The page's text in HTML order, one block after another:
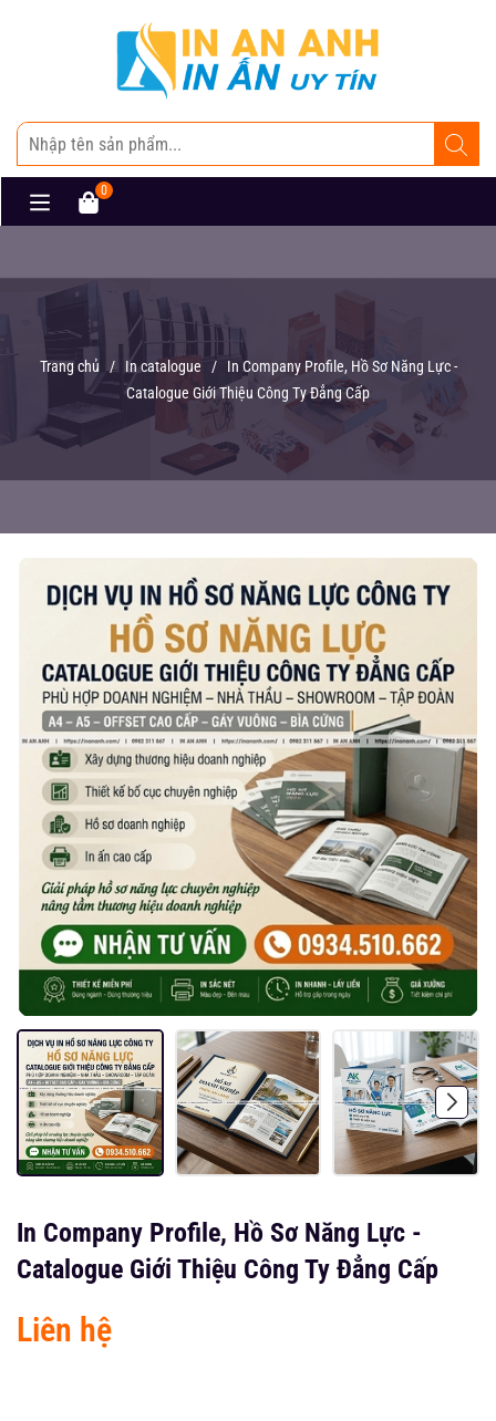
0
Trang chủ / In catalogue /
In Company Profile, Hồ Sơ Năng Lực -
Catalogue Giới Thiệu Công Ty Đẳng Cấp
In Company Profile, Hồ Sơ Năng Lực -
Catalogue Giới Thiệu Công Ty Đẳng Cấp
Liên hệ